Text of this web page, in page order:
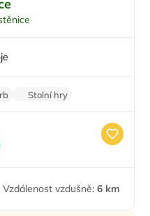
Stolní hry
Vzdálenost vzdušně: 6 km